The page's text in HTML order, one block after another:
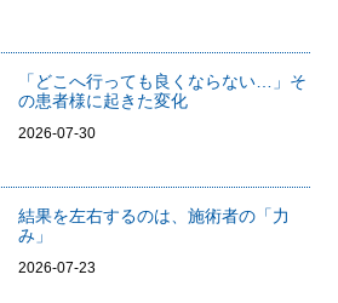
「どこへ行っても良くならない…」そ
の患者様に起きた変化
2026-07-30
結果を左右するのは、施術者の「力
み」
2026-07-23